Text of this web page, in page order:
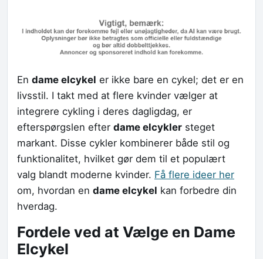
En dame elcykel er ikke bare en cykel; det er en
livsstil. I takt med at flere kvinder vælger at
integrere cykling i deres dagligdag, er
efterspørgslen efter dame elcykler steget
markant. Disse cykler kombinerer både stil og
funktionalitet, hvilket gør dem til et populært
valg blandt moderne kvinder. Få flere ideer her
om, hvordan en dame elcykel kan forbedre din
hverdag.
Fordele ved at Vælge en Dame
Elcykel